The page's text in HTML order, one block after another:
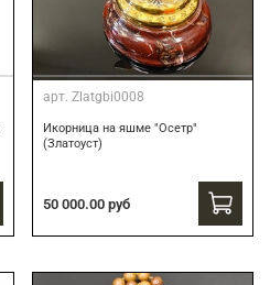
арт. Zlatgbi0008
Икорница на яшме "Осетр"
(Златоуст)
50 000.00 руб